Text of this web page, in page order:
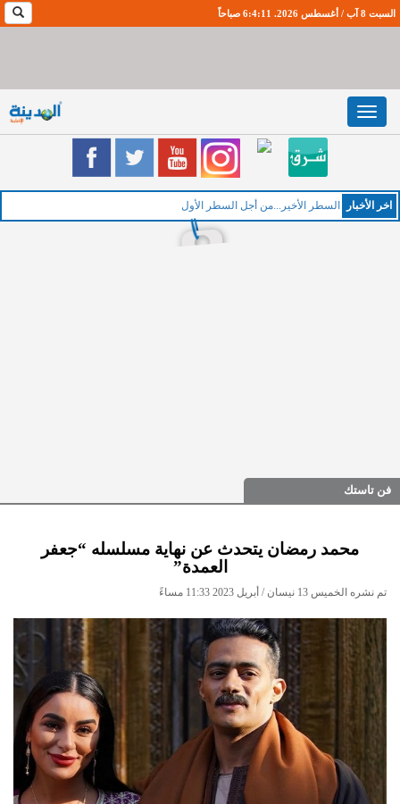
السبت 8 آب / أغسطس 2026. 6:4:11 صباحاً
Toggle
navigation
اخر اﻷخبار ال
فن تاستك
محمد رمضان يتحدث عن نهاية مسلسله “جعفر
العمدة”
تم نشره الخميس 13 نيسان / أبريل 2023 11:33 مساءً